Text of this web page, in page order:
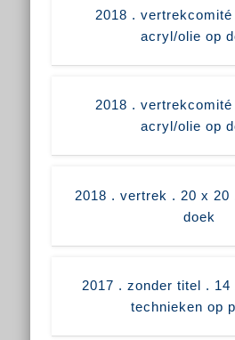
2018 .
acryl/olie op
2018 .
acryl/olie op
2018 . vertrek . 20 x 20
doek
2017 . zonder titel .
technieken op